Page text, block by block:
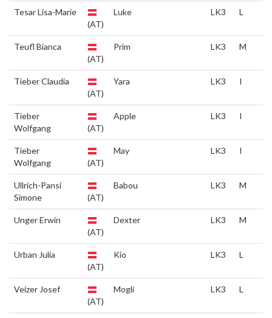
Tesar Lisa-Marie
(AT)
Luke LK3 L
Teufl Bianca
(AT)
Prim LK3 M
Tieber Claudia
(AT)
Yara LK3 I
Tieber
Wolfgang
(AT)
Apple LK3 I
Tieber
Wolfgang
(AT)
May LK3 I
Ullrich-Pansi
Simone
(AT)
Babou LK3 M
Unger Erwin
(AT)
Dexter LK3 M
Urban Julia
(AT)
Kio LK3 L
Veizer Josef
(AT)
Mogli LK3 L